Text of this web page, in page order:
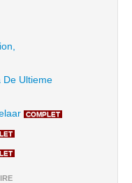
De Ultieme
COMPLET